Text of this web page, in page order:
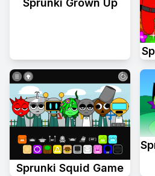
Sprunki Grown Up
Sprunki Squid Game